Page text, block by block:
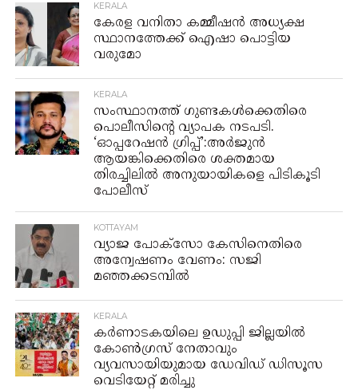
KERALA
കേരള വനിതാ കമ്മീഷൻ അധ്യക്ഷ
സ്ഥാനത്തേക്ക് ഐഷാ പൊട്ടിയ
വരുമോ
KERALA
സംസ്ഥാനത്ത് ഗുണ്ടകൾക്കെതിരെ
പൊലീസിന്റെ വ്യാപക നടപടി.
‘ഓപ്പറേഷൻ ഗ്രിപ്പ്’:അർജുൻ
ആയങ്കിക്കെതിരെ ശക്തമായ
തിരച്ചിലിൽ അനുയായികളെ പിടികൂടി
പോലീസ്
KOTTAYAM
വ്യാജ പോക്സോ കേസിനെതിരെ
അന്വേഷണം വേണം: സജി
മഞ്ഞക്കടമ്പിൽ
KERALA
കർണാടകയിലെ ഉഡുപ്പി ജില്ലയില്‍
കോണ്‍ഗ്രസ് നേതാവും
വ്യവസായിയുമായ ഡേവിഡ് ഡിസൂസ
വെടിയേറ്റ് മരിച്ചു